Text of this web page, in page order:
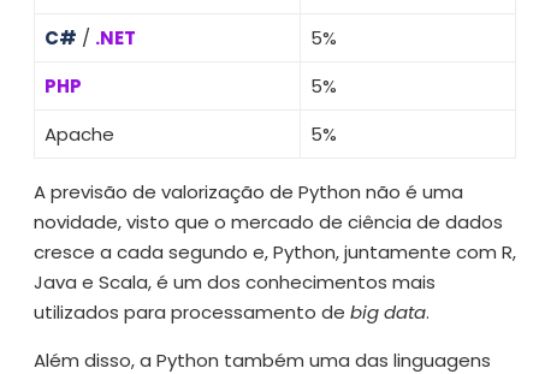
C# / .NET
5%
PHP
5%
Apache
5%
A previsão de valorização de Python não é uma
novidade, visto que o mercado de ciência de dados
cresce a cada segundo e, Python, juntamente com R,
Java e Scala, é um dos conhecimentos mais
utilizados para processamento de big data.
Além disso, a Python também uma das linguagens